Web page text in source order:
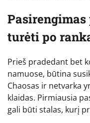
turėti po
Prieš pradedant bet
namuose, būtina
Chaosas ir netvarka
klaidas. Pirmiausia
gali būti stalas, kurį